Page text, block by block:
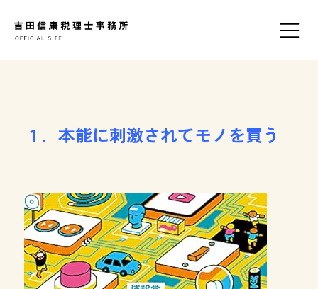
１．本能に刺激されてモノを買う